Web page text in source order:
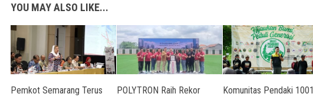
YOU MAY ALSO LIKE...
Pemkot Semarang Terus
POLYTRON Raih Rekor
Komunitas Pendaki 1001